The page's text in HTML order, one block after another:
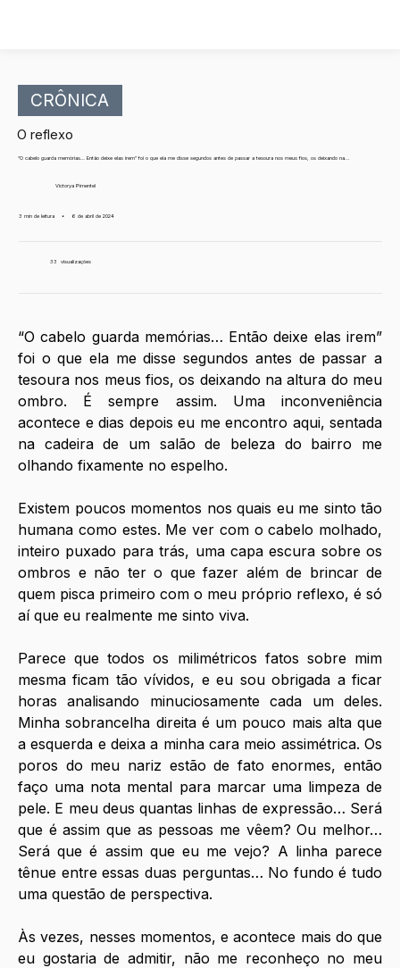
CRÔNICA
O reflexo
“O cabelo guarda memórias… Então deixe elas irem” foi o que ela me disse segundos antes de passar a tesoura nos meus fios, os deixando na...
Victorya Pimentel
3 min de leitura • 6 de abril de 2024
33 visualizações
“O cabelo guarda memórias… Então deixe elas irem”
foi o que ela me disse segundos antes de passar a
tesoura nos meus fios, os deixando na altura do meu
ombro. É sempre assim. Uma inconveniência
acontece e dias depois eu me encontro aqui, sentada
na cadeira de um salão de beleza do bairro me
olhando fixamente no espelho.
Existem poucos momentos nos quais eu me sinto tão
humana como estes. Me ver com o cabelo molhado,
inteiro puxado para trás, uma capa escura sobre os
ombros e não ter o que fazer além de brincar de
quem pisca primeiro com o meu próprio reflexo, é só
aí que eu realmente me sinto viva.
Parece que todos os milimétricos fatos sobre mim
mesma ficam tão vívidos, e eu sou obrigada a ficar
horas analisando minuciosamente cada um deles.
Minha sobrancelha direita é um pouco mais alta que
a esquerda e deixa a minha cara meio assimétrica. Os
poros do meu nariz estão de fato enormes, então
faço uma nota mental para marcar uma limpeza de
pele. E meu deus quantas linhas de expressão… Será
que é assim que as pessoas me vêem? Ou melhor…
Será que é assim que eu me vejo? A linha parece
tênue entre essas duas perguntas… No fundo é tudo
uma questão de perspectiva.
Às vezes, nesses momentos, e acontece mais do que
eu gostaria de admitir, não me reconheço no meu